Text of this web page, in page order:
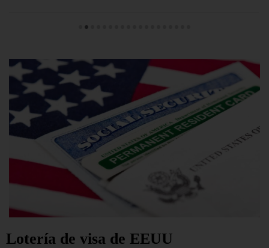
Lotería de visa de EEUU